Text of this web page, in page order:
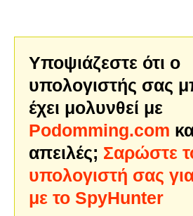
Υποψιάζεστε ότι ο
υπολογιστής σας
έχει μολυνθεί με
Podomming.com
απειλές; Σαρώστε
υπολογιστή σας
με το SpyHunter